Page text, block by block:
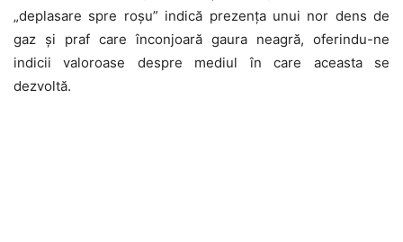
„deplasare spre roșu” indică prezența unui nor dens de
gaz și praf care înconjoară gaura neagră, oferindu-ne
indicii valoroase despre mediul în care aceasta se
dezvoltă.